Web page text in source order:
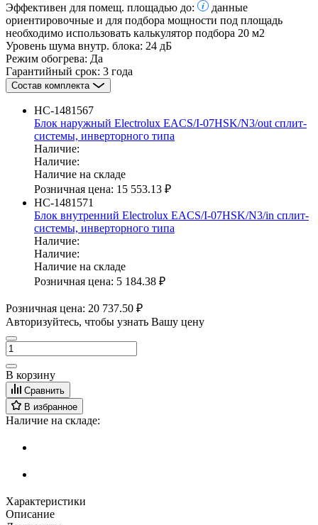
Эффективен для помещ. площадью до:
данные
ориентировочные и для подбора мощности под площадь
необходимо использовать калькулятор подбора 20 м2
Уровень шума внутр. блока: 24 дБ
Режим обогрева: Да
Гарантийный срок: 3 года
Состав комплекта
НС-1481567
Блок наружный Electrolux EACS/I-07HSK/N3/out сплит-
системы, инверторного типа
Наличие:
Наличие:
Наличие на складе
Розничная цена: 15 553.13 ₽
НС-1481571
Блок внутренний Electrolux EACS/I-07HSK/N3/in сплит-
системы, инверторного типа
Наличие:
Наличие:
Наличие на складе
Розничная цена: 5 184.38 ₽
Розничная цена: 20 737.50 ₽
Авторизуйтесь, чтобы узнать Вашу цену
В корзину
Сравнить
В избранное
Наличие на складе:
Характеристики
Описание